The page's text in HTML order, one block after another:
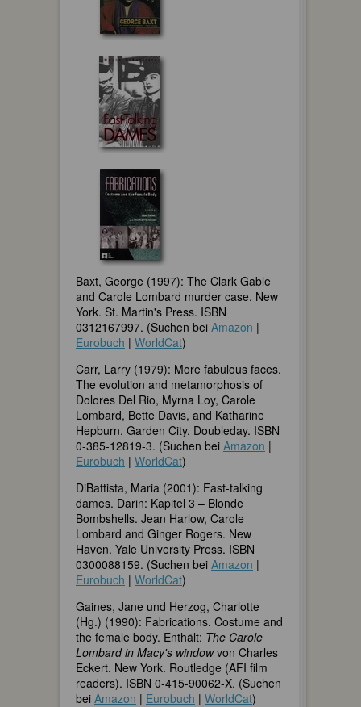
Baxt, George (1997): The Clark Gable
and Carole Lombard murder case. New
York. St. Martin's Press. ISBN
0312167997. (Suchen bei Amazon |
Eurobuch | WorldCat)
Carr, Larry (1979): More fabulous faces.
The evolution and metamorphosis of
Dolores Del Rio, Myrna Loy, Carole
Lombard, Bette Davis, and Katharine
Hepburn. Garden City. Doubleday. ISBN
0-385-12819-3. (Suchen bei Amazon |
Eurobuch | WorldCat)
DiBattista, Maria (2001): Fast-talking
dames. Darin: Kapitel 3 – Blonde
Bombshells. Jean Harlow, Carole
Lombard and Ginger Rogers. New
Haven. Yale University Press. ISBN
0300088159. (Suchen bei Amazon |
Eurobuch | WorldCat)
Gaines, Jane und Herzog, Charlotte
(Hg.) (1990): Fabrications. Costume and
the female body. Enthält: The Carole
Lombard in Macy's windowvon Charles
Eckert. New York. Routledge (AFI film
readers). ISBN 0-415-90062-X. (Suchen
bei Amazon | Eurobuch | WorldCat)